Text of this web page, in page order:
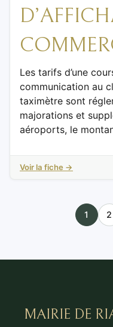
Les tarifs d’une
communication au
taximètre sont
majorations et
aéroports, le
Voir la fiche →
1 2
MAIRIE DE